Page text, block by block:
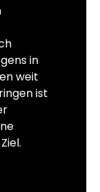
in
weit
ist